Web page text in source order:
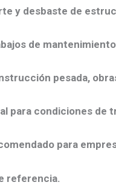
y desbaste de
de
pesada,
para condiciones de
para
referencia.